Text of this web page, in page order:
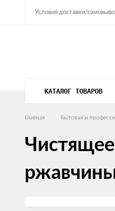
Условия доставки/
КАТАЛОГ ТОВАРОВ
Главная Бытовая и
Чистящее